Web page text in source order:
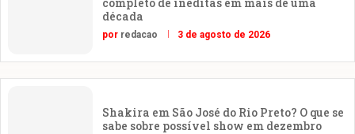
completo de inéditas em mais de uma
década
por redacao 3 de agosto de 2026
Shakira em São José do Rio Preto? O que se
sabe sobre possível show em dezembro